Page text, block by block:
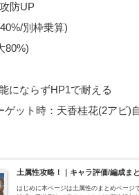
防UP
別枠乗算)
80%)
にならずHP1で耐える
ット時：天香桂花(2アビ)
土属性攻略！｜キャラ評価/編成ま
はじめに本ページは土属性のまとめページ